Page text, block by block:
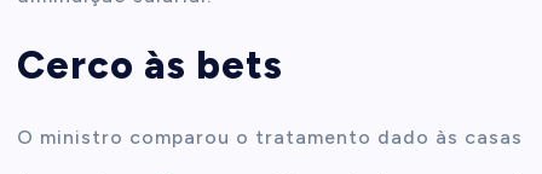
Cerco às bets
O ministro comparou o tratamento dado às casas